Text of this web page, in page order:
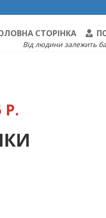
СТОРІНКА
Від людини залежить
Р.